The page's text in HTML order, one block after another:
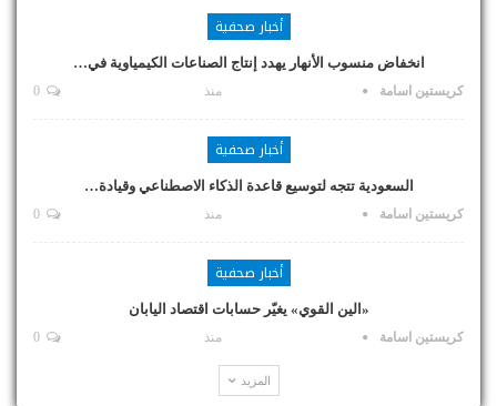
أخبار صحفية
انخفاض منسوب الأنهار يهدد إنتاج الصناعات الكيمياوية في…
كريستين اسامة منذ
أخبار صحفية
السعودية تتجه لتوسيع قاعدة الذكاء الاصطناعي وقيادة…
كريستين اسامة منذ
أخبار صحفية
«الين القوي» يغيّر حسابات اقتصاد اليابان
كريستين اسامة منذ
المزيد